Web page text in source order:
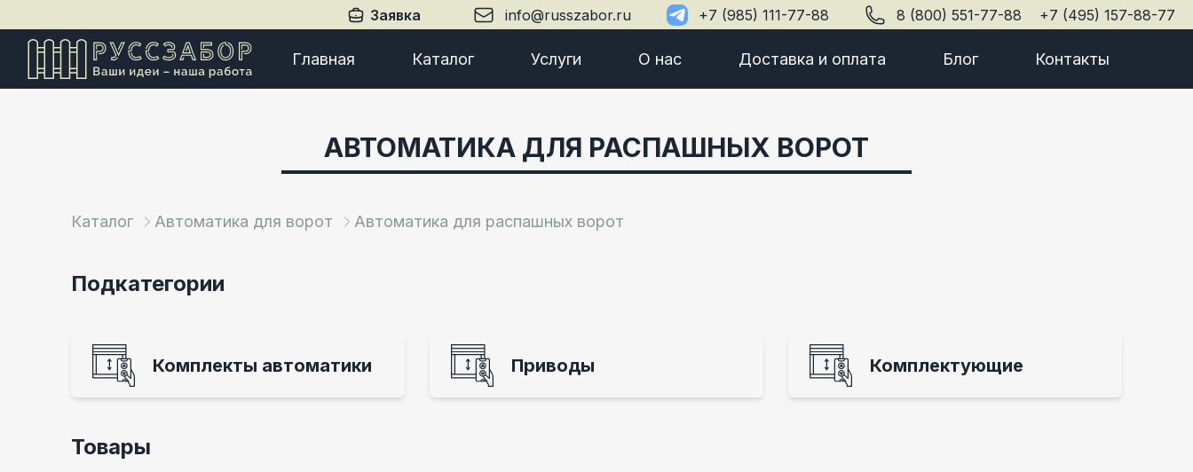
Заявка info@russzabor.ru +7 (985) 111-77-88 8 (800) 551-77-88 +7 (495) 157-88-77
Главная Каталог Услуги О нас Доставка и оплата Блог Контакты
АВТОМАТИКА ДЛЯ РАСПАШНЫХ ВОРОТ
Каталог Автоматика для ворот Автоматика для распашных ворот
Подкатегории
Комплекты автоматики Приводы Комплектующие
Товары